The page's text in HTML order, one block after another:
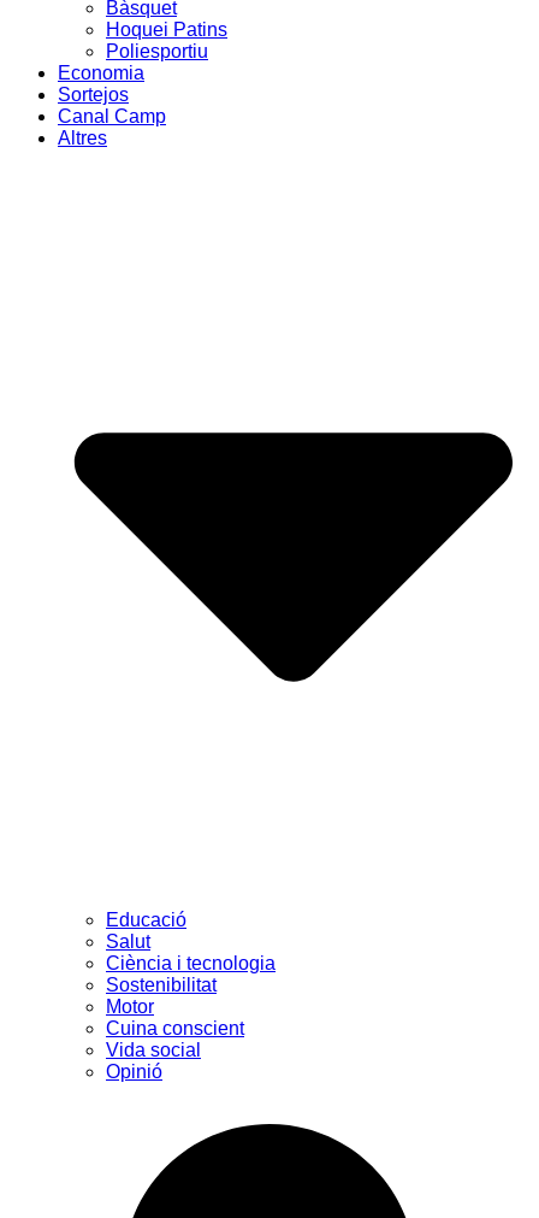
Bàsquet
Hoquei Patins
Poliesportiu
Economia
Sortejos
Canal Camp
Altres
Educació
Salut
Ciència i tecnologia
Sostenibilitat
Motor
Cuina conscient
Vida social
Opinió